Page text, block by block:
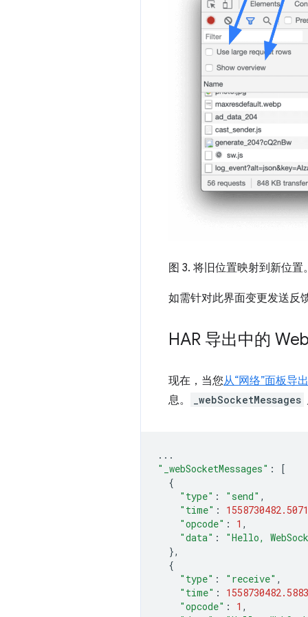
图 3. 将旧位置映射到新位置
如需针对此界面变更发送反
HAR 导出中的
现在，当您从“网络”面板导
息。
_webSocketMessages
...
"_webSocketMessages" :
[
{
"type" : "send" ,
"time" :
"opcode" : 1 ,
"data" :
"Hello,
},
{
"type" : "receive" ,
"time" :
"opcode" : 1 ,